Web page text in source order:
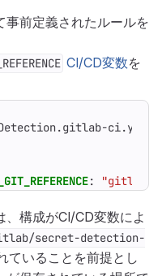
事前定義されたルールを
CI/CD変数を
ci.yml
:
構成がCI/CD変数によ
secret-detection-
ていることを前提とし